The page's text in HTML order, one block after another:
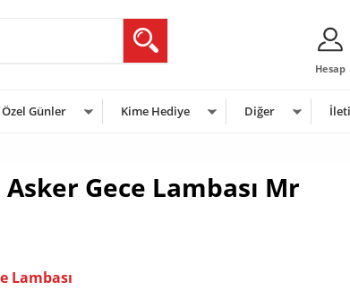
Hesap
Özel Günler Kime Hediye Diğer
Gece Lambası Mr
Lambası